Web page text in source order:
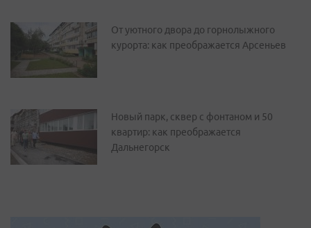
От уютного двора до горнолыжного
курорта: как преображается Арсеньев
Новый парк, сквер с фонтаном и 50
квартир: как преображается
Дальнегорск